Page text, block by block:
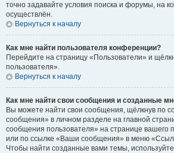
точно задавайте условия поиска и форумы, на
осуществлён.
Вернуться к началу
Как мне найти пользователя конференции?
Перейдите на страницу «Пользователи» и
пользователя».
Вернуться к началу
Как мне найти свои сообщения и созданные
Вы можете найти свои сообщения, щёлкнув по
сообщения» в личном разделе на главной
сообщения пользователя» на странице вашего
или по ссылке «Ваши сообщения» в меню
Чтобы найти созданные вами темы,